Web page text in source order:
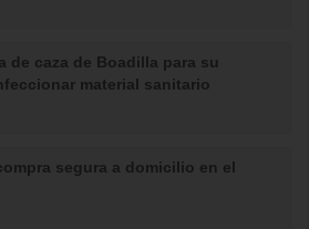
de caza de Boadilla para su
material sanitario
segura a domicilio en el